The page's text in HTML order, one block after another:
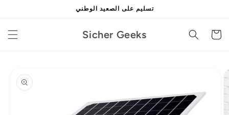
تسليم على الصعيد الوطني
Sicher Geeks Cart
إلى
معلومات
المنتج